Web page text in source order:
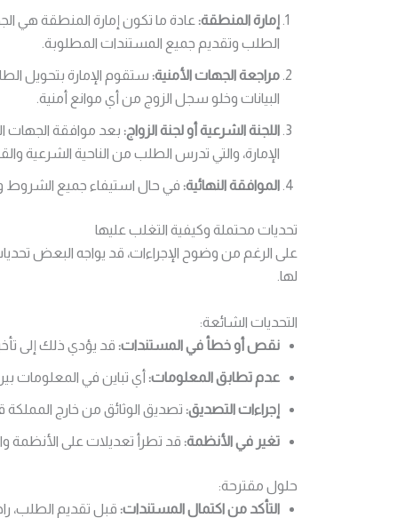
إمارة المنطقة: عادة ما تكون إمارة المنطقة هي
الطلب وتقديم جميع المستندات المطلوبة.
مراجعة الجهات الأمنية: ستقوم الإمارة بتحويل
البيانات وخلو سجل الزوج من أي موانع أمنية.
اللجنة الشرعية أو لجنة الزواج: بعد موافقة الجهات
الإمارة، والتي تدرس الطلب من الناحية الشرعية
الموافقة النهائية: في حال استيفاء جميع الشروط
تحديات محتملة وكيفية التغلب عليها
على الرغم من وضوح الإجراءات، قد يواجه البعض
لها.
التحديات الشائعة:
نقص أو خطأ في المستندات: قد يؤدي ذلك إلى
عدم تطابق المعلومات: أي تباين في المعلومات
إجراءات التصديق: تصديق الوثائق من خارج
تغير في الأنظمة: قد تطرأ تعديلات على الأنظمة
حلول مقترحة:
التأكد من اكتمال المستندات: قبل تقديم الطلب،